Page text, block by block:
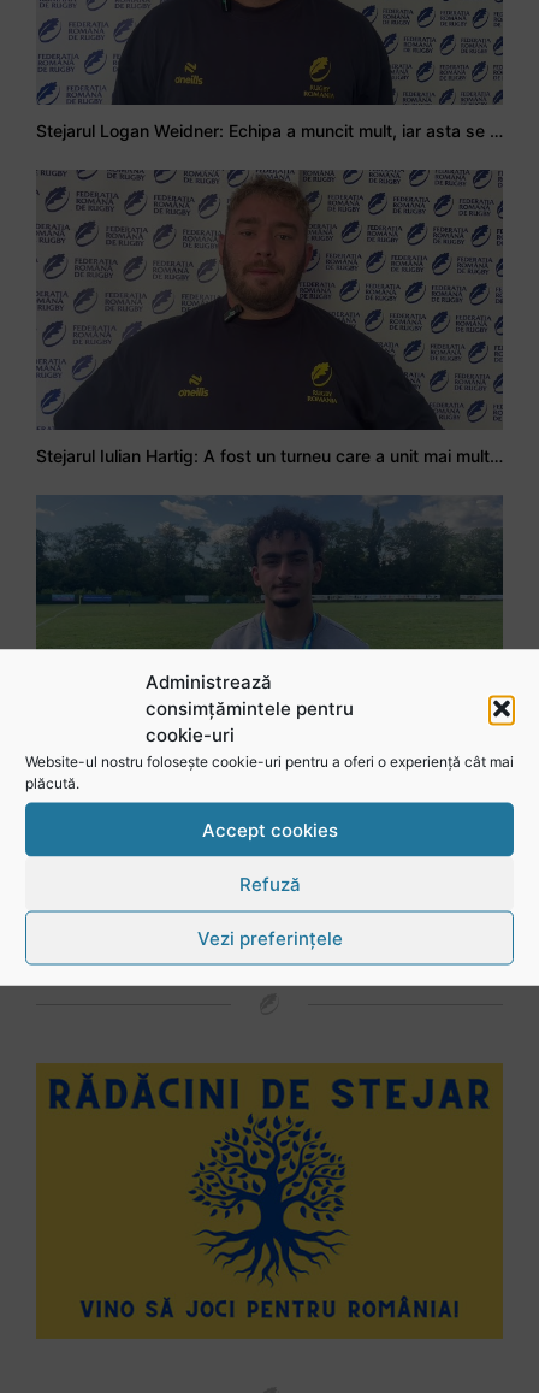
Administrează
consimțămintele pentru
cookie-uri
Website-ul nostru folosește cookie-uri pentru a oferi o experiență cât mai
plăcută.
Accept cookies
Refuză
Vezi preferințele
Stejarul Logan Weidner: Echipa a muncit mult, iar asta se va vedea în meciurile de la Nations Cup
Stejarul Iulian Hartig: A fost un turneu care a unit mai mult echipa
Vezi toate videoclipurile